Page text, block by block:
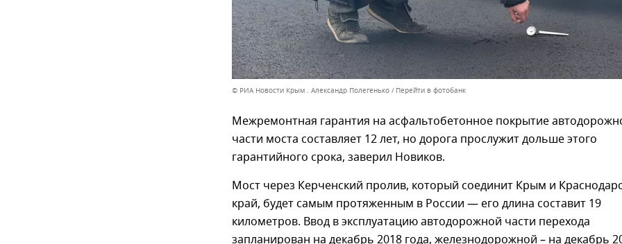
© РИА Новости Крым . Александр Полегенько Перейти в фотобанк
Межремонтная гарантия на асфальтобетонное покрытие
части моста составляет 12 лет, но дорога прослужит дольше этого
гарантийного срока, заверил Новиков.
Мост через Керченский пролив, который соединит Крым и
край, будет самым протяженным в России — его длина составит 19
километров. Ввод в эксплуатацию автодорожной части перехода
запланирован на декабрь 2018 года, железнодорожной – на декабрь